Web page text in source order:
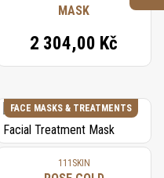
aby zajistily dokonalé
péče o pleť. Proč se
Objevte kolekci
péče.
MASK
2 304,00 Kč
FACE MASKS & TREATMENTS
111SKIN